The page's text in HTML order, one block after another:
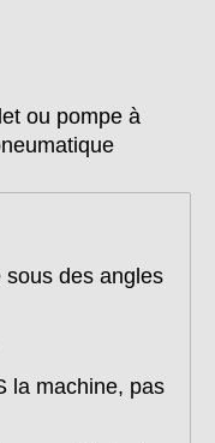
ou pompe à
sous des angles
la machine, pas